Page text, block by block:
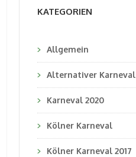
KATEGORIEN
Allgemein
Alternativer Karneval
Karneval 2020
Kölner Karneval
Kölner Karneval 2017